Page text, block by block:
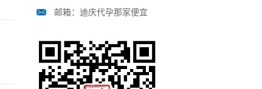
邮箱：迪庆代孕那家便宜